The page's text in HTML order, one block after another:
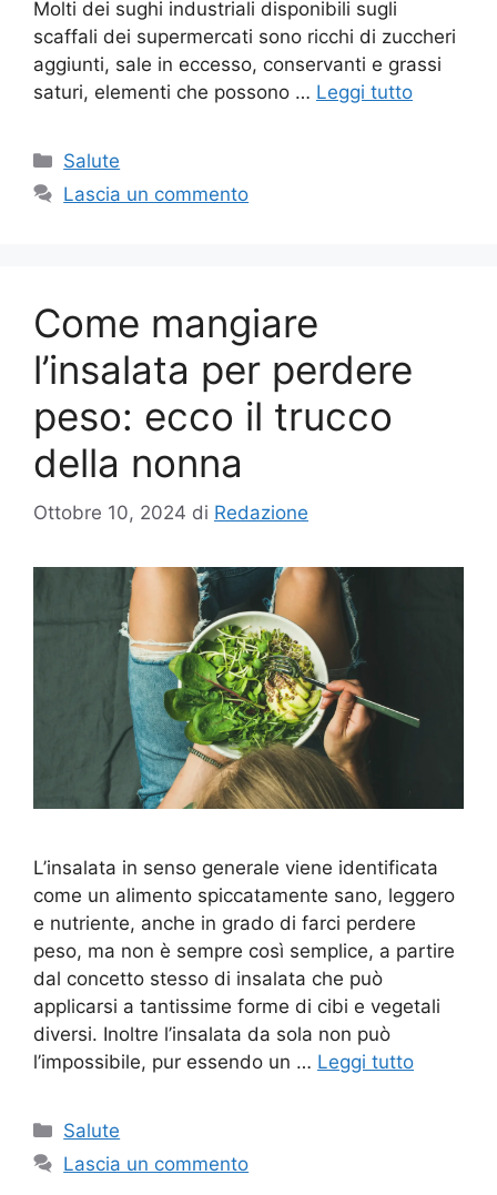
Molti dei sughi industriali disponibili sugli
scaffali dei supermercati sono ricchi di zuccheri
aggiunti, sale in eccesso, conservanti e grassi
saturi, elementi che possono … Leggi tutto
Categorie
Salute
Lascia un commento
Come mangiare
l’insalata per perdere
peso: ecco il trucco
della nonna
Ottobre 10, 2024 di Redazione
L’insalata in senso generale viene identificata
come un alimento spiccatamente sano, leggero
e nutriente, anche in grado di farci perdere
peso, ma non è sempre così semplice, a partire
dal concetto stesso di insalata che può
applicarsi a tantissime forme di cibi e vegetali
diversi. Inoltre l’insalata da sola non può
l’impossibile, pur essendo un … Leggi tutto
Categorie
Salute
Lascia un commento